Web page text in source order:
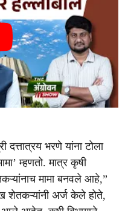
दत्तात्रय भरणे यांना टोला
म्हणतो. मात्र कृषी
मामा बनवले आहे,”
शेतकऱ्यांनी अर्ज केले होते,